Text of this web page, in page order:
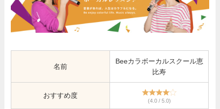
名前
Beeカラボーカルスクール恵
比寿
おすすめ度
(4.0 / 5.0)